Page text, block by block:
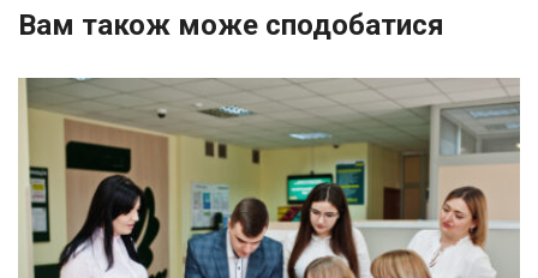
Вам також може сподобатися